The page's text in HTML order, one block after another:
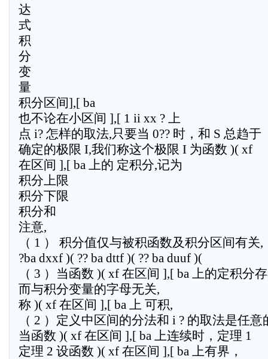
达
式
积
分
变
量
积分区间],[ ba
也不论在小区间 ],[ 1 ii xx ? 上
点 i? 怎样的取法,只要当 0?? 时，和 S 总趋于
确定的极限 I,我们称这个极限 I 为函数 )( xf
在区间 ],[ ba 上的 定积分,记为
积分上限
积分下限
积分和
注意,
（ 1 ） 积分值仅与被积函数及积分区间有关,
?ba dxxf )( ?? ba dttf )( ?? ba duuf )(
（ 3 ）当函数 )( xf 在区间 ],[ ba 上的定积分
而与积分变量的字母无关,
称 )( xf 在区间 ],[ ba 上 可积,
（ 2 ）定义中区间的分法和 i ? 的取法是任意
当函数 )( xf 在区间 ],[ ba 上连续时，定理 1
定理 2 设函数 )( xf 在区间 ],[ ba 上有界，